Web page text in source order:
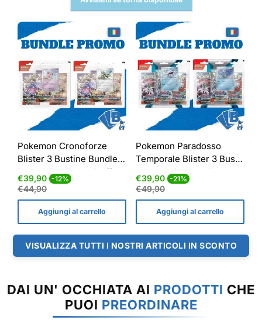
Pokemon Cronoforze
Blister 3 Bustine Bundle
Promo Cyclizar + Cleffa
ITA
Prezzo
di
vendita
€39,90 -12% Prezzo
€44,90
Aggiungi al carrello
Pokemon Paradosso
Temporale Blister 3 Buste
+ Promo Bundle ITA
Prezzo
di
vendita
€39,90 -21% Prezzo
€49,90
Aggiungi al carrello
VISUALIZZA TUTTI I NOSTRI ARTICOLI IN SCONTO
DAI UN' OCCHIATA AI PRODOTTI CHE
PUOI PREORDINARE